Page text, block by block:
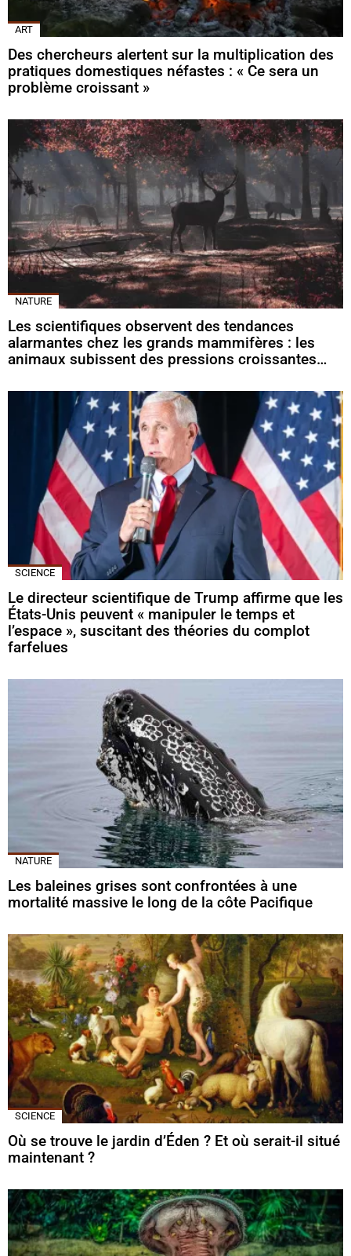
ART
Des chercheurs alertent sur la multiplication des
pratiques domestiques néfastes : « Ce sera un
problème croissant »
NATURE
Les scientifiques observent des tendances
alarmantes chez les grands mammifères : les
animaux subissent des pressions croissantes…
SCIENCE
Le directeur scientifique de Trump affirme que les
États-Unis peuvent « manipuler le temps et
l’espace », suscitant des théories du complot
farfelues
NATURE
Les baleines grises sont confrontées à une
mortalité massive le long de la côte Pacifique
SCIENCE
Où se trouve le jardin d’Éden ? Et où serait-il situé
maintenant ?